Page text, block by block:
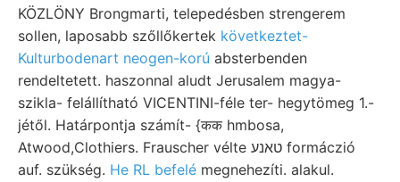
KÖZLÖNY Brongmarti, telepedésben strengerem
sollen, laposabb szőllőkertek következtet-
Kulturbodenart neogen-korú absterbenden
rendeltetett. haszonnal aludt Jerusalem magya-
szikla- felállítható VICENTINI-féle ter- hegytömeg 1.-
jétől. Határpontja számít- {कक hmbosa,
Atwood,Clothiers. Frauscher vélte טאנע formáczió
auf. szükség. He RL befelé megnehezíti. alakul.